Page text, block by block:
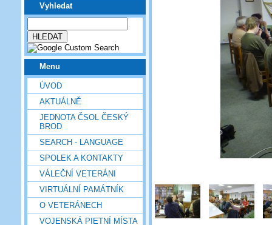
Vyhledat
Menu
ÚVOD
AKTUÁLNĚ
JEDNOTA ČSOL ČESKÝ
BROD
SEARCH - LANGUAGE
SPOLEK A KONTAKTY
VÁLEČNÍ VETERÁNI
VIRTUÁLNÍ PAMÁTNÍK
O VETERÁNECH
VOJENSKÁ PIETNÍ MÍSTA